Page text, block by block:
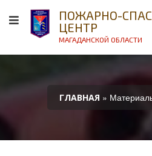
ПОЖАРНО-
ЦЕНТР
МАГАДАНСКОЙ ОБЛАСТИ
ГЛАВНАЯ »